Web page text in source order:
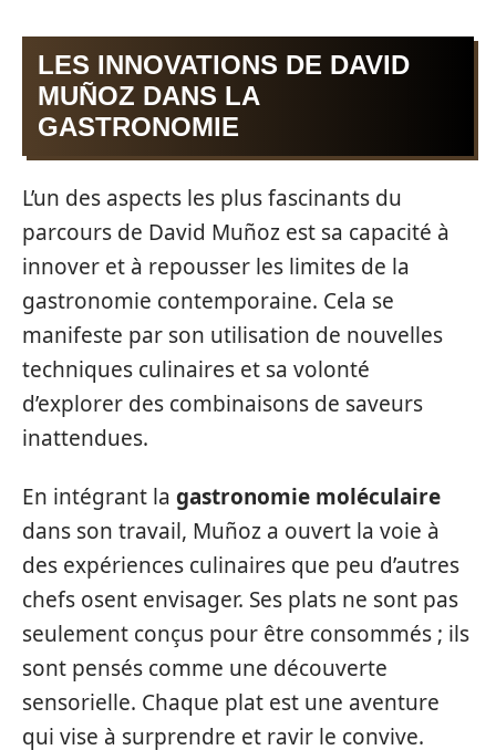
LES INNOVATIONS DE DAVID
MUÑOZ DANS LA
GASTRONOMIE
L’un des aspects les plus fascinants du
parcours de David Muñoz est sa capacité à
innover et à repousser les limites de la
gastronomie contemporaine. Cela se
manifeste par son utilisation de nouvelles
techniques culinaires et sa volonté
d’explorer des combinaisons de saveurs
inattendues.
En intégrant la gastronomie moléculaire
dans son travail, Muñoz a ouvert la voie à
des expériences culinaires que peu d’autres
chefs osent envisager. Ses plats ne sont pas
seulement conçus pour être consommés ; ils
sont pensés comme une découverte
sensorielle. Chaque plat est une aventure
qui vise à surprendre et ravir le convive.